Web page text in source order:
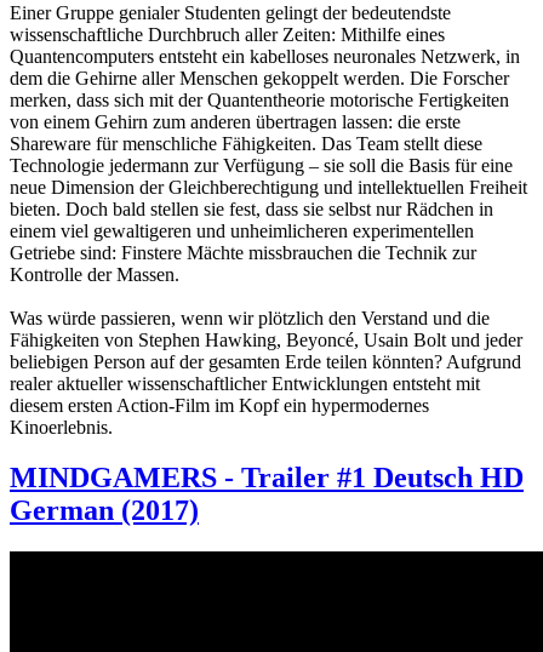
Einer Gruppe genialer Studenten gelingt der bedeutendste
wissenschaftliche Durchbruch aller Zeiten: Mithilfe eines
Quantencomputers entsteht ein kabelloses neuronales Netzwerk, in
dem die Gehirne aller Menschen gekoppelt werden. Die Forscher
merken, dass sich mit der Quantentheorie motorische Fertigkeiten
von einem Gehirn zum anderen übertragen lassen: die erste
Shareware für menschliche Fähigkeiten. Das Team stellt diese
Technologie jedermann zur Verfügung – sie soll die Basis für eine
neue Dimension der Gleichberechtigung und intellektuellen Freiheit
bieten. Doch bald stellen sie fest, dass sie selbst nur Rädchen in
einem viel gewaltigeren und unheimlicheren experimentellen
Getriebe sind: Finstere Mächte missbrauchen die Technik zur
Kontrolle der Massen.
Was würde passieren, wenn wir plötzlich den Verstand und die
Fähigkeiten von Stephen Hawking, Beyoncé, Usain Bolt und jeder
beliebigen Person auf der gesamten Erde teilen könnten? Aufgrund
realer aktueller wissenschaftlicher Entwicklungen entsteht mit
diesem ersten Action-Film im Kopf ein hypermodernes
Kinoerlebnis.
MINDGAMERS - Trailer #1 Deutsch HD
German (2017)